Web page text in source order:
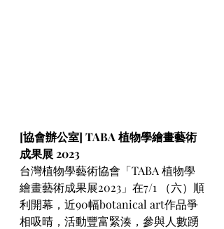
[協會辦公室] TABA 植物學繪畫藝術
成果展 2023
台灣植物學藝術協會「TABA 植物學
繪畫藝術成果展2023」在7/1 （六）順
利開幕，近90幅botanical art作品爭
相吸晴，活動豐富緊湊，參與人數踴